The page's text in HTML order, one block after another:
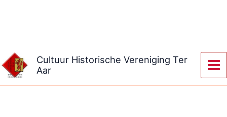
Cultuur Historische Vereniging Ter
Aar